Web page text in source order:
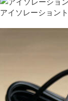
アイソレーション